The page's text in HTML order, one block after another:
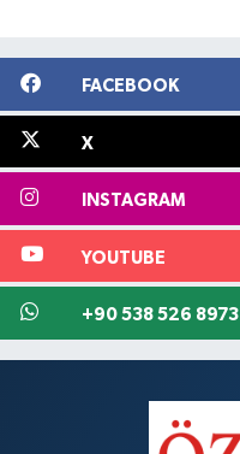
FACEBOOK
X
INSTAGRAM
YOUTUBE
+90 538 526 8973